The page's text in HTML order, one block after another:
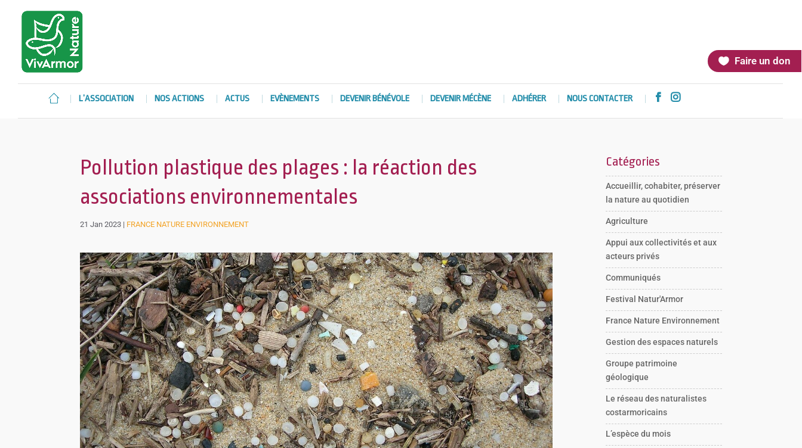
Faire un don
L’ASSOCIATION NOS ACTIONS ACTUS EVÈNEMENTS DEVENIR BÉNÉVOLE DEVENIR MÉCÈNE ADHÉRER NOUS CONTACTER  
Pollution plastique des plages : la réaction des
associations environnementales
21 Jan 2023 | FRANCE NATURE ENVIRONNEMENT
Catégories
Accueillir, cohabiter, préserver
la nature au quotidien
Agriculture
Appui aux collectivités et aux
acteurs privés
Communiqués
Festival Natur'Armor
France Nature Environnement
Gestion des espaces naturels
Groupe patrimoine
géologique
Le réseau des naturalistes
costarmoricains
L’espèce du mois